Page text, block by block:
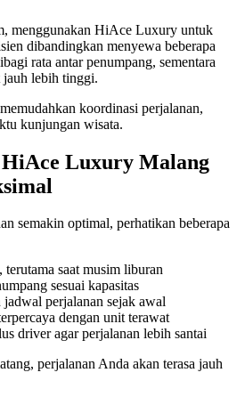
menggunakan HiAce Luxury untuk
dibandingkan menyewa beberapa
rata antar penumpang, sementara
jauh lebih tinggi.
koordinasi perjalanan,
kunjungan wisata.
HiAce Luxury Malang
semakin optimal, perhatikan beberapa
saat musim liburan
sesuai kapasitas
perjalanan sejak awal
dengan unit terawat
driver agar perjalanan lebih santai
perjalanan Anda akan terasa jauh